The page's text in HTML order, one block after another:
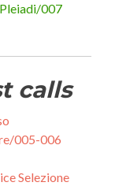
007
calls
005-006
Selezione